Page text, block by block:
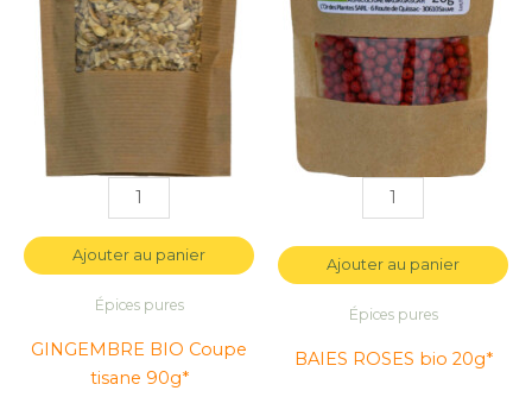
Ajouter au panier
Épices pures
GINGEMBRE BIO Coupe
tisane 90g*
Ajouter au panier
Épices pures
BAIES ROSES bio 20g*